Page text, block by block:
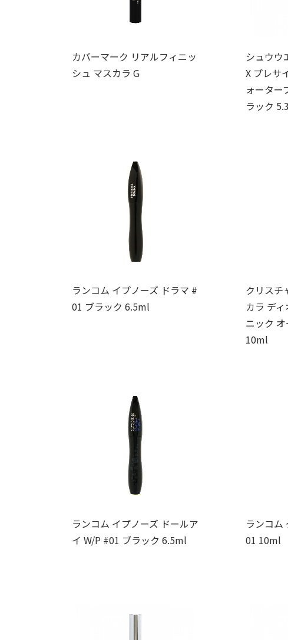
カバーマーク リアルフィニッ
シュ マスカラ G
シュウウ
X プレサ
ォーター
ラック
ランコム イプノーズ ドラマ #
01 ブラック 6.5ml
クリスチ
カラ デ
ニック
10ml
ランコム イプノーズ ドールア
イ W/P #01 ブラック 6.5ml
ランコム
01 10ml